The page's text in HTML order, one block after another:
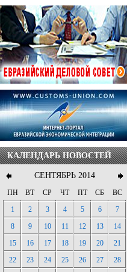
КАЛЕНДАРЬ НОВОСТЕЙ
СЕНТЯБРЬ 2014
ПН ВТ СР ЧТ ПТ СБ
ВС
1
2 3 4 5 6
7
8
9 10 11 12 13
14
15
16 17 18 19 20
21
22
23 24 25 26 27
28